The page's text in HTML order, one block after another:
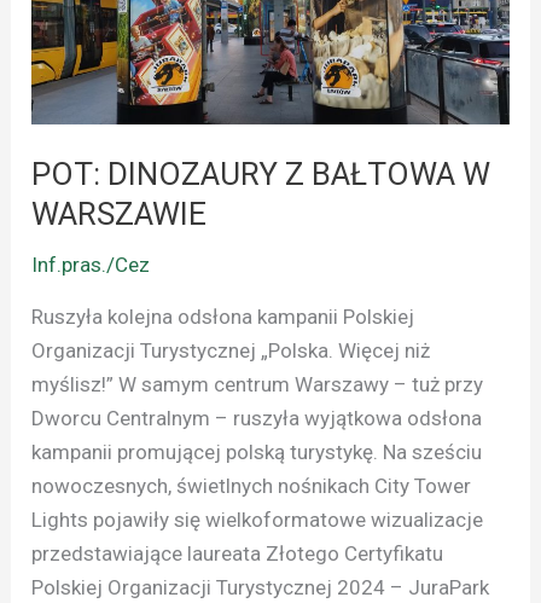
POT: DINOZAURY Z BAŁTOWA W
WARSZAWIE
Inf.pras./Cez
Ruszyła kolejna odsłona kampanii Polskiej
Organizacji Turystycznej „Polska. Więcej niż
myślisz!” W samym centrum Warszawy – tuż przy
Dworcu Centralnym – ruszyła wyjątkowa odsłona
kampanii promującej polską turystykę. Na sześciu
nowoczesnych, świetlnych nośnikach City Tower
Lights pojawiły się wielkoformatowe wizualizacje
przedstawiające laureata Złotego Certyfikatu
Polskiej Organizacji Turystycznej 2024 – JuraPark
W
WARSZAWIE